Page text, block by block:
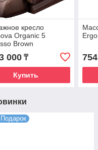
кресло
Organic 5
Brown
000₸
Купить
Подарок